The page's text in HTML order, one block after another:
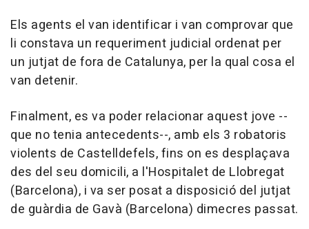
Els agents el van identificar i van comprovar que
li constava un requeriment judicial ordenat per
un jutjat de fora de Catalunya, per la qual cosa el
van detenir.
Finalment, es va poder relacionar aquest jove --
que no tenia antecedents--, amb els 3 robatoris
violents de Castelldefels, fins on es desplaçava
des del seu domicili, a l'Hospitalet de Llobregat
(Barcelona), i va ser posat a disposició del jutjat
de guàrdia de Gavà (Barcelona) dimecres passat.